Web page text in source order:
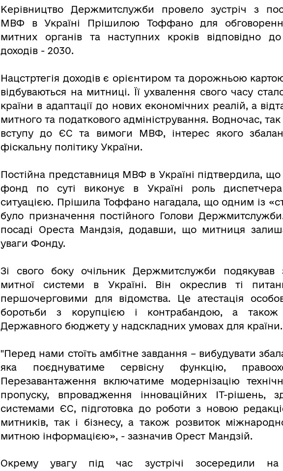
Керівництво Держмитслужби провело зустріч з
МВФ в Україні Прішилою Тоффано для
митних органів та наступних кроків відповідно до
доходів - 2030.
Нацстртегія доходів є орієнтиром та дорожньою
відбуваються на митниці. Її ухвалення свого часу
країни в адаптації до нових економічних реалій, а
митного та податкового адміністрування. Водночас,
вступу до ЄС та вимоги МВФ, інтерес якого
фіскальну політику України.
Постійна представниця МВФ в Україні підтвердила,
фонд по суті виконує в Україні роль
ситуацією. Прішила Тоффано нагадала, що одним із
було призначення постійного Голови
посаді Ореста Мандзія, додавши, що митниця
уваги Фонду.
Зі свого боку очільник Держмитслужби
митної системи в Україні. Він окреслив ті
першочерговими для відомства. Це атестація
боротьби з корупцією і контрабандою, а також
Державного бюджету у надскладних умовах для країни.
"Перед нами стоїть амбітне завдання – вибудувати
яка поєднуватиме сервісну функцію,
Перезавантаження включатиме модернізацію
пропуску, впровадження інноваційних ІТ-рішень,
системами ЄС, підготовка до роботи з новою
митників, так і бізнесу, а також розвиток
митною інформацією», - зазначив Орест Мандзій.
Окрему увагу під час зустрічі зосередили на